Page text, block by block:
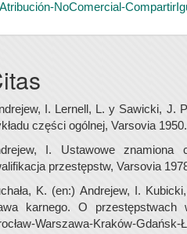
Atribución-NoComercial-
I. Lernell, L. y Sawicki, J.
części ogólnej, Varsovia 1950.
I. Ustawowe znamiona
przestępstw, Varsovia
K. (en:) Andrejew, I.
karnego. O
Warszawa-Kraków-Gdańsk-